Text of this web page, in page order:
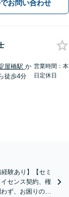
お問い合わせ
屋橋駅か
徒歩4分
営業時間：本
日定休日
験あり】【セミ
センス契約、権
ず、お困りの際